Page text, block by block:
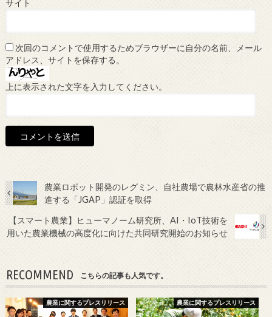
サイト
次回のコメントで使用するためブラウザーに自分の名前、メール
アドレス、サイトを保存する。
上に表示された文字を入力してください。
農業ロボット開発のレグミン、自社農場で農林水産省の推
進する「JGAP」認証を取得
【スマート農業】ヒューマノーム研究所、AI・IoT技術を
用いた農業機械の高度化に向けた共同研究開始のお知らせ
RECOMMEND こちらの記事も人気です。
農業に関するプレスリリース 農業に関するプレスリリース